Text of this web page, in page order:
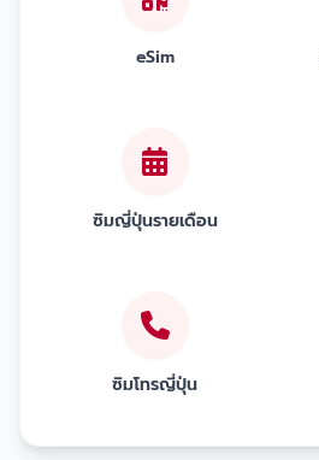
eSim
ซิมญี่ปุ่นรายเดือน
ซิมโทรญี่ปุ่น